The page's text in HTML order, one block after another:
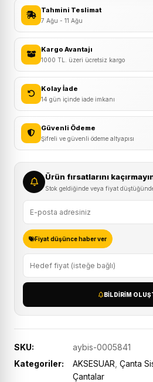
Orta
Boy
Sele
Altı
Çanta
adet
Tahmini Teslimat
7 Ağu - 11 Ağu
Kargo Avantajı
1000 TL. üzeri ücretsiz kargo
Kolay İade
14 gün içinde iade imkanı
Güvenli Ödeme
Şifreli ve güvenli ödeme altyapısı
Ürün fırsatlarını
Stok geldiğinde veya fiyat
Fiyat düşünce haber ver
BILDIRIM
SKU:
aybis-0005841
Kategoriler:
AKSESUAR Çanta
Çantalar